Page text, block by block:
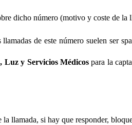
dicho número (motivo y coste de la
de este número suelen ser
Luz y Servicios Médicospara la
llamada, si hay que responder,